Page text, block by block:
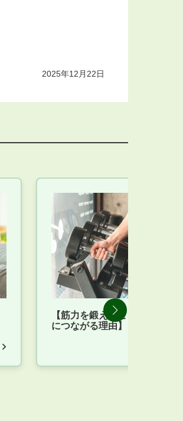
2025年12月22日
【筋力を鍛えることが、けが
につながる理由】